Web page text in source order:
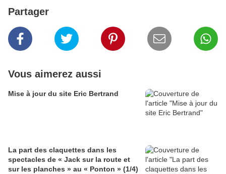
Partager
Vous aimerez aussi
Mise à jour du site Eric Bertrand
La part des claquettes dans les
spectacles de « Jack sur la route et
sur les planches » au « Ponton » (1/4)